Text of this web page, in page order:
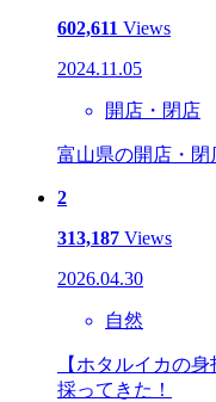
602,611 Views
2024.11.05
開店・閉店
富山県の開店・閉
2
313,187 Views
2026.04.30
自然
【ホタルイカの
採ってきた！